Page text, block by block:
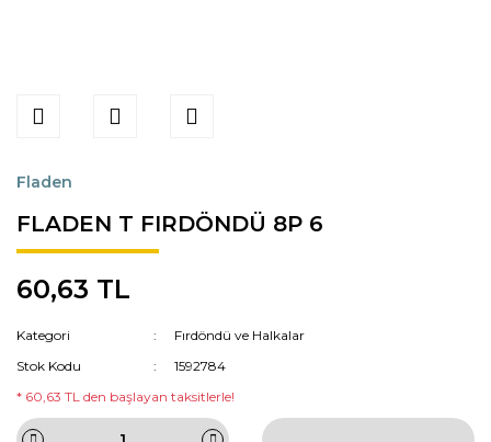
Fladen
FLADEN T FIRDÖNDÜ 8P 6
60,63 TL
Kategori
Fırdöndü ve Halkalar
Stok Kodu
1592784
* 60,63 TL den başlayan taksitlerle!